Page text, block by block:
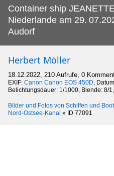
Container ship
Niederlande am 29.
Audorf
Herbert Möller
18.12.2022, 210 Aufrufe, 0
EXIF: Canon Canon EOS 450D,
Belichtungsdauer: 1/1000, Blende: 8/
Bilder und Fotos von Schiffen und
Nord-Ostsee-Kanal » ID 77091